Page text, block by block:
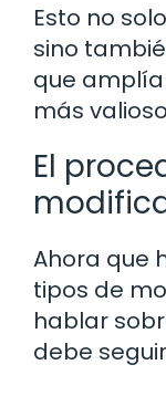
Esto no
sino
que
más
El
Ahora que
tipos de
hablar
debe